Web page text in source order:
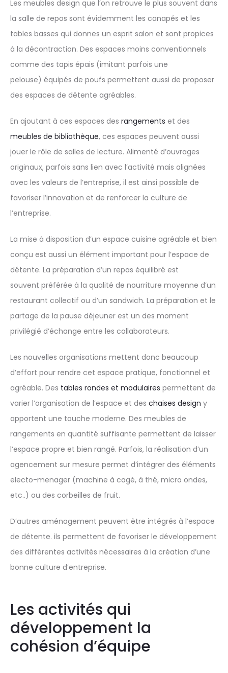
Les meubles design que l’on retrouve le plus souvent dans
la salle de repos sont évidemment les canapés et les
tables basses qui donnes un esprit salon et sont propices
à la décontraction. Des espaces moins conventionnels
comme des tapis épais (imitant parfois une
pelouse) équipés de poufs permettent aussi de proposer
des espaces de détente agréables.
En ajoutant à ces espaces des rangements et des
meubles de bibliothèque, ces espaces peuvent aussi
jouer le rôle de salles de lecture. Alimenté d’ouvrages
originaux, parfois sans lien avec l’activité mais alignées
avec les valeurs de l’entreprise, il est ainsi possible de
favoriser l’innovation et de renforcer la culture de
l’entreprise.
La mise à disposition d’un espace cuisine agréable et bien
conçu est aussi un élément important pour l’espace de
détente. La préparation d’un repas équilibré est
souvent préférée à la qualité de nourriture moyenne d’un
restaurant collectif ou d’un sandwich. La préparation et le
partage de la pause déjeuner est un des moment
privilégié d’échange entre les collaborateurs.
Les nouvelles organisations mettent donc beaucoup
d’effort pour rendre cet espace pratique, fonctionnel et
agréable. Des tables rondes et modulaires permettent de
varier l’organisation de l’espace et des chaises design y
apportent une touche moderne. Des meubles de
rangements en quantité suffisante permettent de laisser
l’espace propre et bien rangé. Parfois, la réalisation d’un
agencement sur mesure permet d’intégrer des éléments
electo-menager (machine à cagé, à thé, micro ondes,
etc..) ou des corbeilles de fruit.
D’autres aménagement peuvent être intégrés à l’espace
de détente. ils permettent de favoriser le développement
des différentes activités nécessaires à la création d’une
bonne culture d’entreprise.
Les activités qui
développement la
cohésion d’équipe